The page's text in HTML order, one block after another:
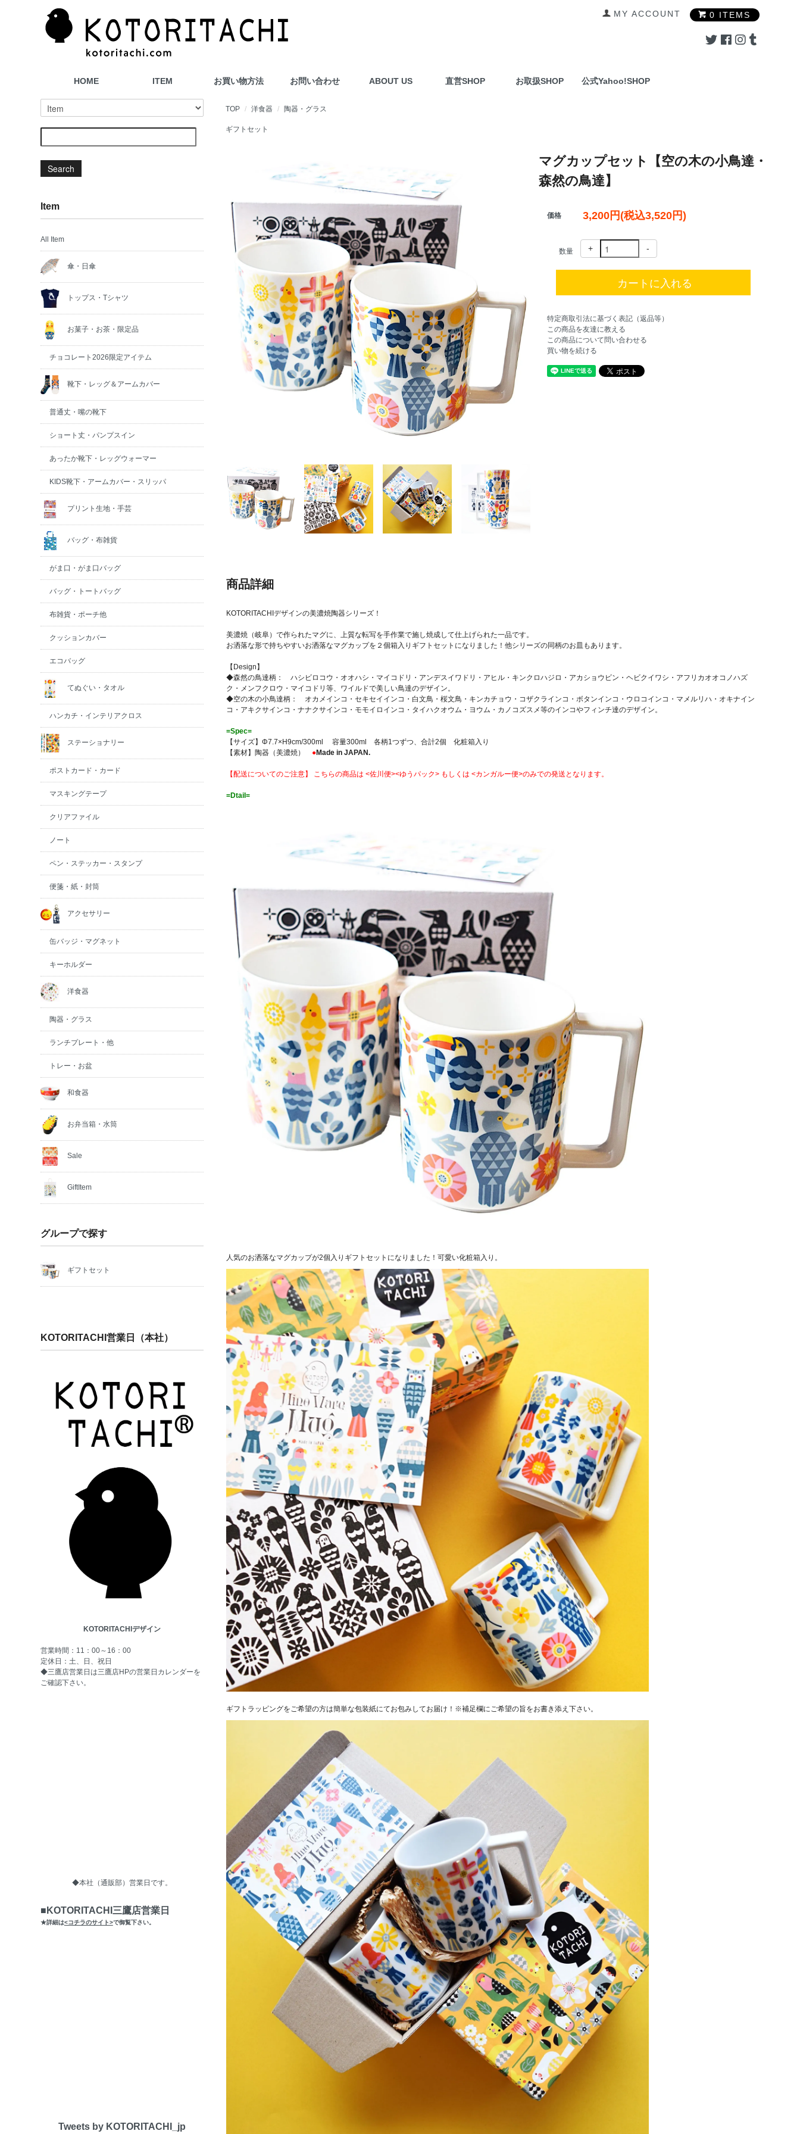
MY ACCOUNT 0 ITEMS
HOME ITEM お買い物方法 お問い合わせ ABOUT US 直営SHOP お取扱SHOP 公式Yahoo!SHOP
TOP 洋食器 陶器・グラス
ギフトセット
マグカップセット【空の木の小鳥達・
森然の鳥達】
価格 3,200円(税込3,520円)
数量 + -
特定商取引法に基づく表記（返品等）
この商品を友達に教える
この商品について問い合わせる
買い物を続ける
商品詳細
KOTORITACHIデザインの美濃焼陶器シリーズ！
美濃焼（岐阜）で作られたマグに、上質な転写を手作業で施し焼成して仕上げられた一品です。
お洒落な形で持ちやすいお洒落なマグカップを２個箱入りギフトセットになりました！他シリーズの同柄のお皿もあります。
【Design】
◆森然の鳥達柄： ハシビロコウ・オオハシ・マイコドリ・アンデスイワドリ・アヒル・キンクロハジロ・アカショウビン・ヘビクイワシ・アフリカオオコノハズ
ク・メンフクロウ・マイコドリ等、ワイルドで美しい鳥達のデザイン。
◆空の木の小鳥達柄： オカメインコ・セキセイインコ・白文鳥・桜文鳥・キンカチョウ・コザクラインコ・ボタンインコ・ウロコインコ・マメルリハ・オキナイン
コ・アキクサインコ・ナナクサインコ・モモイロインコ・タイハクオウム・ヨウム・カノコズスメ等のインコやフィンチ達のデザイン。
=Spec=
【サイズ】Φ7.7×H9cm/300ml 容量300ml 各柄1つずつ、合計2個 化粧箱入り
【素材】陶器（美濃焼） ●Made in JAPAN.
【配送についてのご注意】 こちらの商品は <佐川便><ゆうパック> もしくは <カンガルー便>のみでの発送となります。
=Dtail=
人気のお洒落なマグカップが2個入りギフトセットになりました！可愛い化粧箱入り。
ギフトラッピングをご希望の方は簡単な包装紙にてお包みしてお届け！※補足欄にご希望の旨をお書き添え下さい。
Search
Item
All Item
傘・日傘
トップス・Tシャツ
お菓子・お茶・限定品
チョコレート2026限定アイテム
靴下・レッグ＆アームカバー
普通丈・嘴の靴下
ショート丈・パンプスイン
あったか靴下・レッグウォーマー
KIDS靴下・アームカバー・スリッパ
プリント生地・手芸
バッグ・布雑貨
がま口・がま口バッグ
バッグ・トートバッグ
布雑貨・ポーチ他
クッションカバー
エコバッグ
てぬぐい・タオル
ハンカチ・インテリアクロス
ステーショナリー
ポストカード・カード
マスキングテープ
クリアファイル
ノート
ペン・ステッカー・スタンプ
便箋・紙・封筒
アクセサリー
缶バッジ・マグネット
キーホルダー
洋食器
陶器・グラス
ランチプレート・他
トレー・お盆
和食器
お弁当箱・水筒
Sale
GiftItem
グループで探す
ギフトセット
KOTORITACHI営業日（本社）
KOTORITACHIデザイン
営業時間：11：00～16：00
定休日：土、日、祝日
◆三鷹店営業日は三鷹店HPの営業日カレンダーを
ご確認下さい。
◆本社（通販部）営業日です。
■KOTORITACHI三鷹店営業日
★詳細は<コチラのサイト>で御覧下さい。
Tweets by KOTORITACHI_jp